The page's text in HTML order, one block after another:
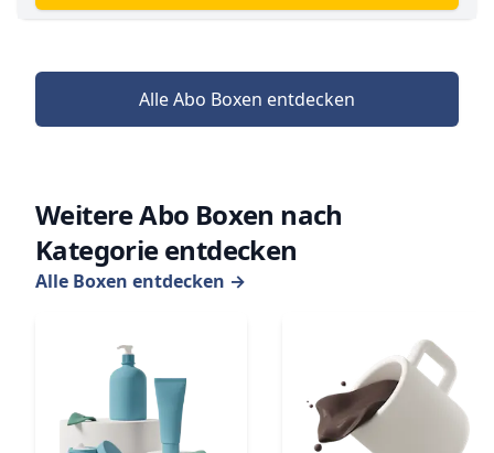
Alle Abo Boxen entdecken
Weitere Abo Boxen nach
Kategorie entdecken
Alle Boxen entdecken →